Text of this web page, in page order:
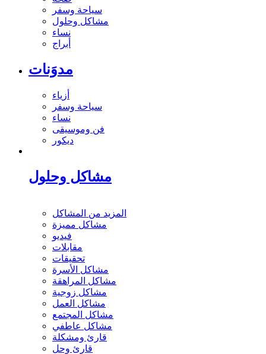
سياحة وسفر
مشاكل وحلول
نساء
أبراج
مدوَنات
أزياء
سياحة وسفر
نساء
فن وموسيقى
ديكور
مشاكل وحلول
المزيد من المشاكل
مشاكل مميزة
فيديو
مقابلات
تحقيقات
مشاكل الأسرة
مشاكل المراهقة
مشاكل زوجية
مشاكل العمل
مشاكل المجتمع
مشاكل عاطفي
قارئ ومشكلة
قارئ وحل